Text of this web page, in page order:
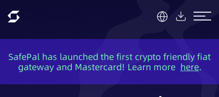
first crypto friendly fiat
Learn more here.
Security is
crypto safer